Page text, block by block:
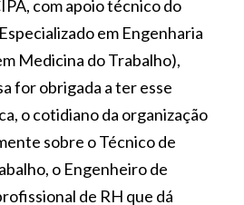
com apoio técnico do
em Engenharia
Medicina do Trabalho),
for obrigada a ter esse
o cotidiano da organização
sobre o Técnico de
o Engenheiro de
de RH que dá